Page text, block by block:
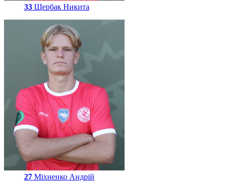
33 Щербак Никита
27 Міхненко Андрій